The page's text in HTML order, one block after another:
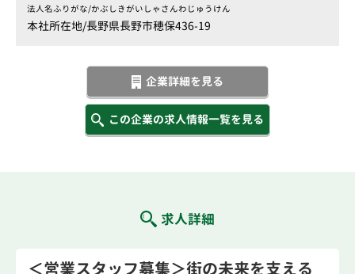
法人名ふりがな/かぶしきがいしゃさんわじゅうけん
本社所在地/長野県長野市穂保436-19
企業詳細を見る
この企業の求人情報一覧を見る
求人詳細
＜営業スタッフ募集＞街の未来を支える